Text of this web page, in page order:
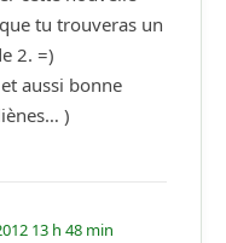
tu trouveras un
2. =)
aussi bonne
)
13 h 48 min